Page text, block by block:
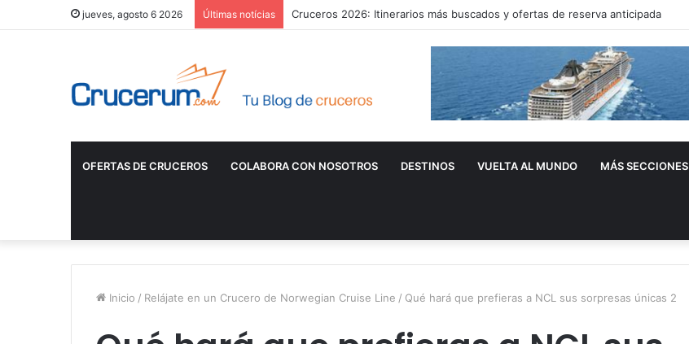
jueves, agosto 6 2026 Últimas notícias Cruceros 2026: Itinerarios más buscados y ofertas de reserva anticipada
OFERTAS DE CRUCEROS COLABORA CON NOSOTROS DESTINOS VUELTA AL MUNDO MÁS SECCIONES
Inicio / Relájate en un Crucero de Norwegian Cruise Line / Qué hará que prefieras a NCL sus sorpresas únicas 2